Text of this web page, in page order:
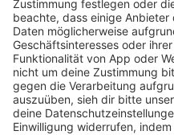
HOME
RADIOS
barba radio
Lagerfeuer
Füße hoch
Schmusekatze